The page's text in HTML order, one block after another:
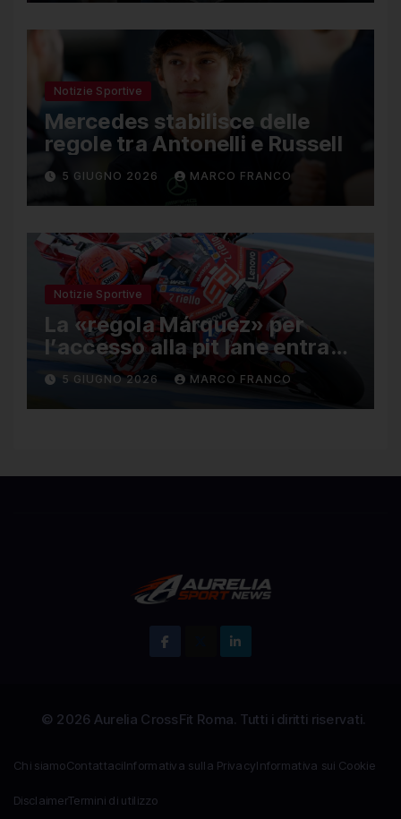
Notizie Sportive
Mercedes stabilisce delle
regole tra Antonelli e Russell
5 GIUGNO 2026 MARCO FRANCO
Notizie Sportive
La «regola Márquez» per
l’accesso alla pit lane entra
ufficialmente a far parte del
regolamento della MotoGP
5 GIUGNO 2026 MARCO FRANCO
Chi siamoContattaciInformativa sulla PrivacyInformativa sui Cookie
DisclaimerTermini di utilizzo